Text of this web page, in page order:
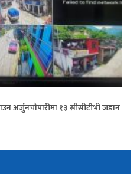
अर्जुनचौपारीमा १३ सीसीटीभी जडान